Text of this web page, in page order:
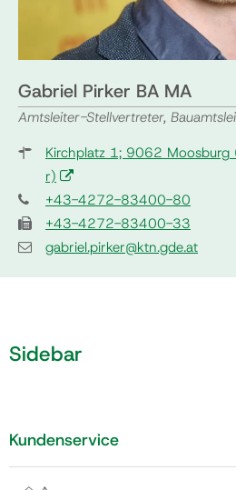
Gabriel Pirker BA MA
Amtsleiter-Stellvertreter,
Kirchplatz 1; 9062 Moosburg
r)
+43-4272-83400-80
+43-4272-83400-33
gabriel.pirker@ktn.gde.at
Sidebar
Kundenservice